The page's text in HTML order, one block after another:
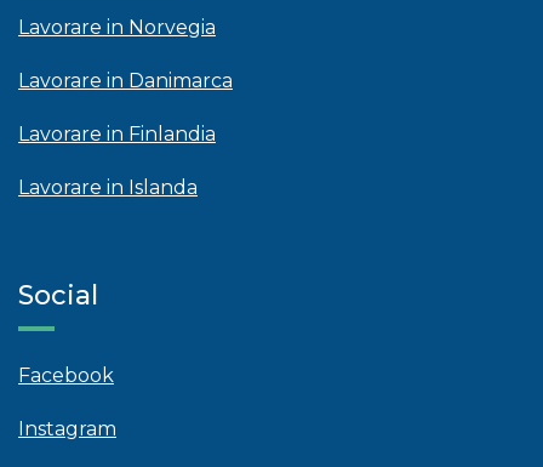
Lavorare in Norvegia
Lavorare in Danimarca
Lavorare in Finlandia
Lavorare in Islanda
Social
Facebook
Instagram